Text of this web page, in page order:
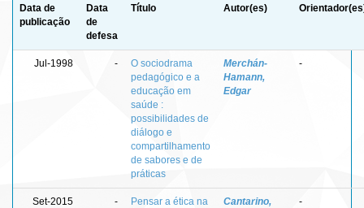
Data de
publicação
Data
de
defesa
Título Autor(es)
Jul-1998 -
O sociodrama
pedagógico e a
educação em
saúde :
possibilidades de
diálogo e
compartilhamento
de sabores e de
práticas
Merchán-
Hamann,
Edgar
-
Set-2015 -
Pensar a ética na
Cantarino,
-